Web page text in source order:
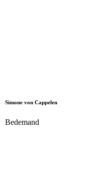
Simone von Cappelen
Bedemand